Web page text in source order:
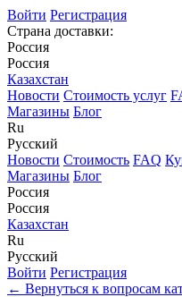
Войти Регистрация
Страна доставки:
Россия
Россия
Казахстан
Новости Стоимость услуг
Магазины Блог
Ru
Русский
Новости Стоимость FAQ
Магазины Блог
Россия
Россия
Казахстан
Ru
Русский
Войти Регистрация
← Вернуться к вопросам